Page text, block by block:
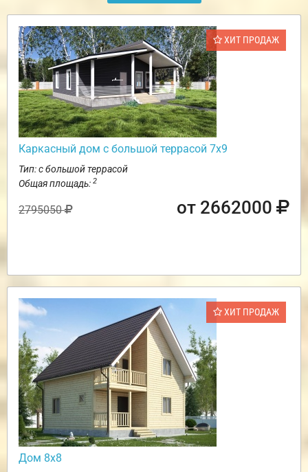
ХИТ ПРОДАЖ
Каркасный дом с большой террасой 7х9
Тип: с большой террасой
Общая площадь: 2
2795050 от 2662000
ХИТ ПРОДАЖ
Дом 8х8